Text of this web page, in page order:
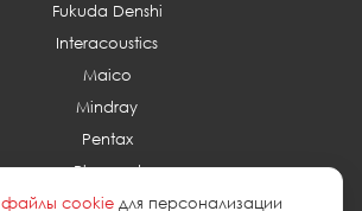
Fukuda Denshi
Interacoustics
Maico
Mindray
Pentax
Planmed
файлы cookie для персонализации